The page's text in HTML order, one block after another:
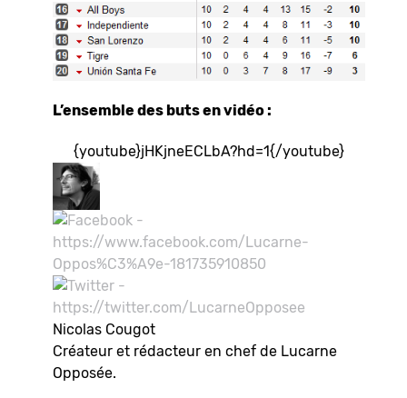
L’ensemble des buts en vidéo :
{youtube}jHKjneECLbA?hd=1{/youtube}
Nicolas Cougot
Créateur et rédacteur en chef de Lucarne
Opposée.